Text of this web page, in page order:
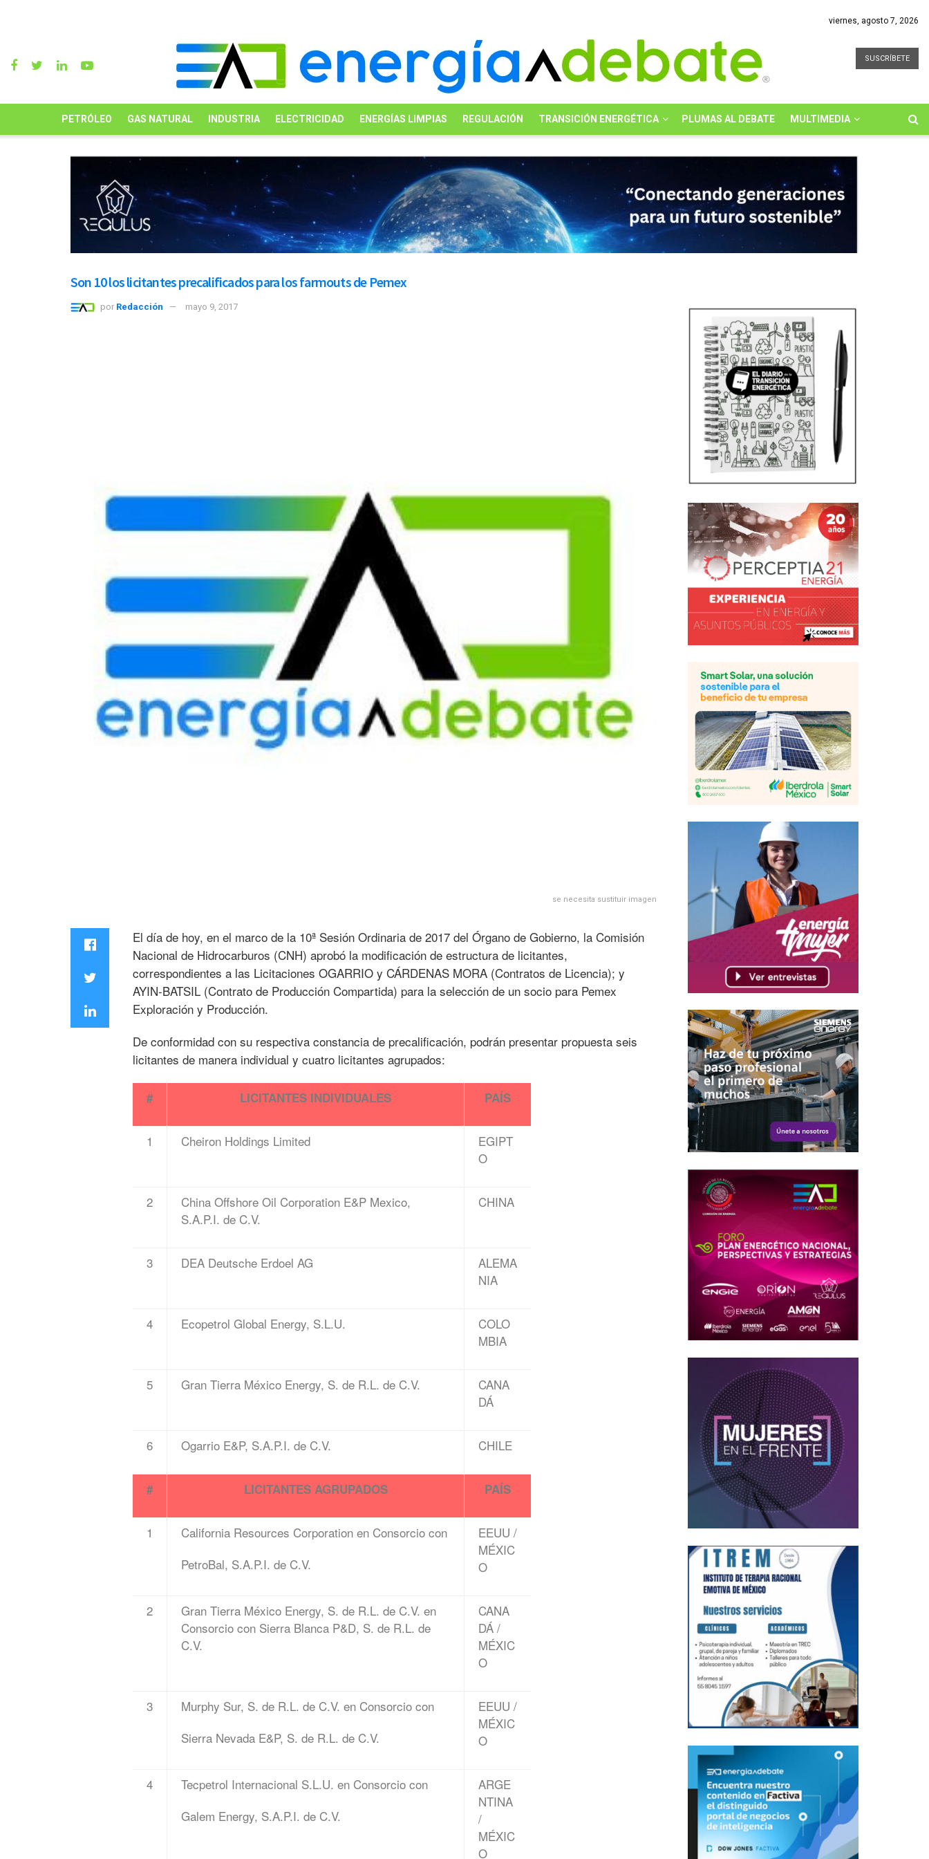
viernes, agosto 7, 2026
SUSCRÍBETE
PETRÓLEO GAS NATURAL INDUSTRIA ELECTRICIDAD ENERGÍAS LIMPIAS REGULACIÓN TRANSICIÓN ENERGÉTICA PLUMAS AL DEBATE MULTIMEDIA
Son 10 los licitantes precalificados para los farmouts de Pemex
por Redacción mayo 9, 2017
se necesita sustituir imagen
El día de hoy, en el marco de la 10ª Sesión Ordinaria de 2017 del Órgano de Gobierno, la Comisión
Nacional de Hidrocarburos (CNH) aprobó la modificación de estructura de licitantes,
correspondientes a las Licitaciones OGARRIO y CÁRDENAS MORA (Contratos de Licencia); y
AYIN-BATSIL (Contrato de Producción Compartida) para la selección de un socio para Pemex
Exploración y Producción.
De conformidad con su respectiva constancia de precalificación, podrán presentar propuesta seis
licitantes de manera individual y cuatro licitantes agrupados:
# LICITANTES INDIVIDUALES PAÍS
1 Cheiron Holdings Limited
EGIPT
O
2
China Offshore Oil Corporation E&P Mexico,
S.A.P.I. de C.V.
CHINA
3 DEA Deutsche Erdoel AG
ALEMA
NIA
4 Ecopetrol Global Energy, S.L.U.
COLO
MBIA
5 Gran Tierra México Energy, S. de R.L. de C.V.
CANA
DÁ
6 Ogarrio E&P, S.A.P.I. de C.V. CHILE
# LICITANTES AGRUPADOS PAÍS
1
California Resources Corporation en Consorcio con
PetroBal, S.A.P.I. de C.V.
EEUU /
MÉXIC
O
2
Gran Tierra México Energy, S. de R.L. de C.V. en
Consorcio con Sierra Blanca P&D, S. de R.L. de
C.V.
CANA
DÁ /
MÉXIC
O
3
Murphy Sur, S. de R.L. de C.V. en Consorcio con
Sierra Nevada E&P, S. de R.L. de C.V.
EEUU /
MÉXIC
O
4
Tecpetrol Internacional S.L.U. en Consorcio con
Galem Energy, S.A.P.I. de C.V.
ARGE
NTINA
/
MÉXIC
O